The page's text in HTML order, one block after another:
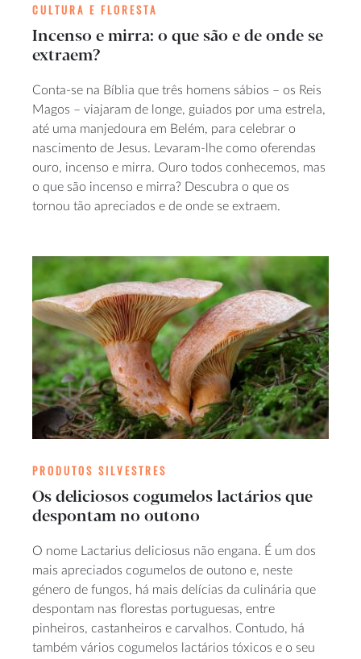
CULTURA E FLORESTA
Incenso e mirra: o que são e de onde se
extraem?
Conta-se na Bíblia que três homens sábios – os Reis
Magos – viajaram de longe, guiados por uma estrela,
até uma manjedoura em Belém, para celebrar o
nascimento de Jesus. Levaram-lhe como oferendas
ouro, incenso e mirra. Ouro todos conhecemos, mas
o que são incenso e mirra? Descubra o que os
tornou tão apreciados e de onde se extraem.
PRODUTOS SILVESTRES
Os deliciosos cogumelos lactários que
despontam no outono
O nome Lactarius deliciosus não engana. É um dos
mais apreciados cogumelos de outono e, neste
género de fungos, há mais delícias da culinária que
despontam nas florestas portuguesas, entre
pinheiros, castanheiros e carvalhos. Contudo, há
também vários cogumelos lactários tóxicos e o seu